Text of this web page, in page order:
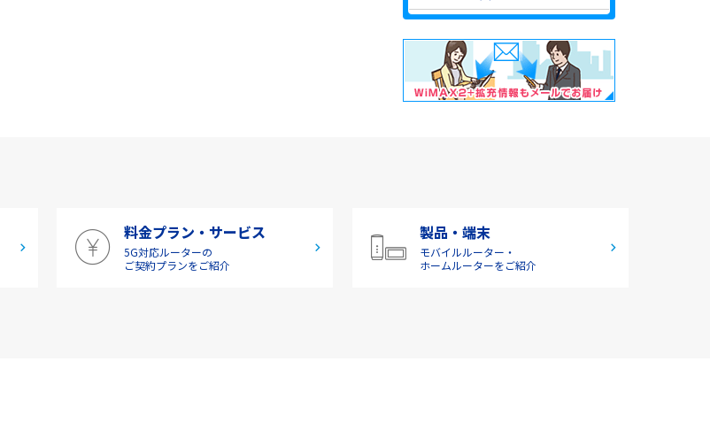
料金プラン・サービス
5G対応ルーターの
ご契約プランをご紹介
製品・端末
モバイルルーター・
ホームルーターをご紹介